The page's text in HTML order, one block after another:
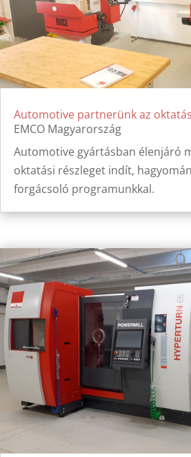
Automotive partnerünk az
EMCO Magyarország
Automotive gyártásban élenjáró
oktatási részleget indít,
forgácsoló programunkkal.